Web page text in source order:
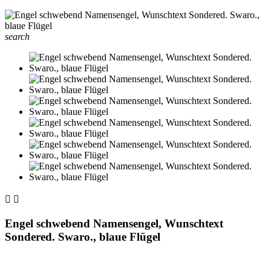
search
 
Engel schwebend Namensengel, Wunschtext
Sondered. Swaro., blaue Flügel